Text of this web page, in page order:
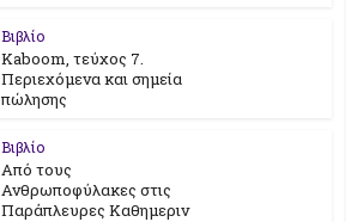
Βιβλίο
Kaboom, τεύχος 7.
Περιεχόμενα και σημεία
πώλησης
Βιβλίο
Από τους
Ανθρωποφύλακες στις
Παράπλευρες Καθημεριν